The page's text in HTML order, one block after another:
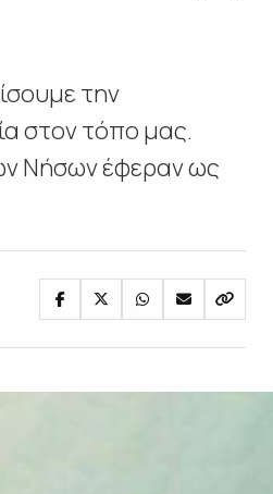
την
στον τόπο μας.
Νήσων έφεραν ως